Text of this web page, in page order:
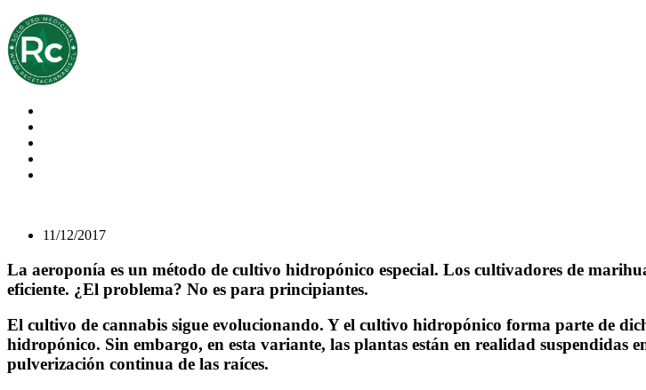
11/12/2017
La aeroponía es un método de cultivo hidropónico especial. Los cultivadores de
eficiente. ¿El problema? No es para principiantes.
El cultivo de cannabis sigue evolucionando. Y el cultivo hidropónico forma parte de
hidropónico. Sin embargo, en esta variante, las plantas están en realidad suspendidas
pulverización continua de las raíces.